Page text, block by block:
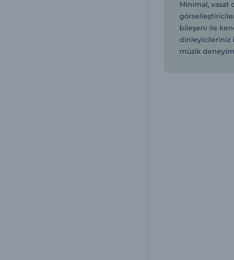
Minimal, vasat
bileşeni ile
dinleyicileriniz
müzik